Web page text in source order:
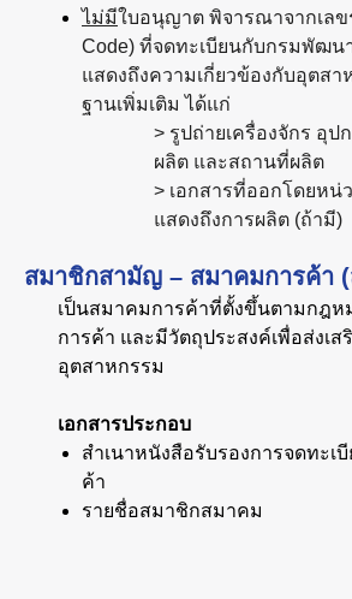
ไม่มีใบอนุญาต พิจารณาจากเลข
Code) ที่จดทะเบียนกับกรมพัฒน
แสดงถึงความเกี่ยวข้องกับอุตส
ฐานเพิ่มเติม ได้แก่
> รูปถ่ายเครื่องจักร อุ
ผลิต และสถานที่ผลิต
> เอกสารที่ออกโดยหน่
แสดงถึงการผลิต (ถ้ามี)
สมาชิกสามัญ – สมาคมการค้า
เป็นสมาคมการค้าที่ตั้งขึ้นตามกฎห
การค้า และมีวัตถุประสงค์เพื่อส่งเส
อุตสาหกรรม
เอกสารประกอบ
สำเนาหนังสือรับรองการจดทะเ
ค้า
รายชื่อสมาชิกสมาคม